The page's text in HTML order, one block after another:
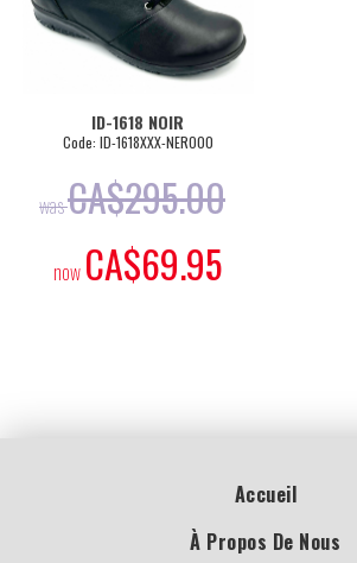
ID-1618 NOIR
Code: ID-1618XXX-NERO00
wasCA$295.00
now CA$69.95
Accueil
À Propos De Nous